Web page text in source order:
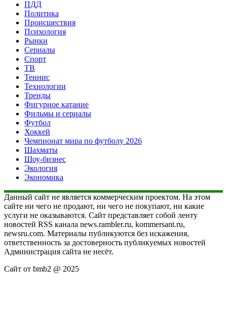
ПДД
Политика
Происшествия
Психология
Рынки
Сериалы
Спорт
ТВ
Теннис
Технологии
Тренды
Фигурное катание
Фильмы и сериалы
Футбол
Хоккей
Чемпионат мира по футболу 2026
Шахматы
Шоу-бизнес
Экология
Экономика
Данный сайт не является коммерческим проектом. На этом
сайте ни чего не продают, ни чего не покупают, ни какие
услуги не оказываются. Сайт представляет собой ленту
новостей RSS канала news.rambler.ru, kommersant.ru,
newsru.com. Материалы публикуются без искажения,
ответственность за достоверность публикуемых новостей
Администрация сайта не несёт.
Сайт от bmb2 @ 2025